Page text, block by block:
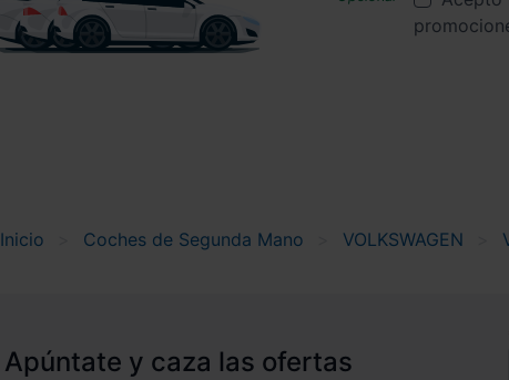
Inicio Coches de Segunda Mano VOLKSWAGEN
Apúntate y caza las ofertas